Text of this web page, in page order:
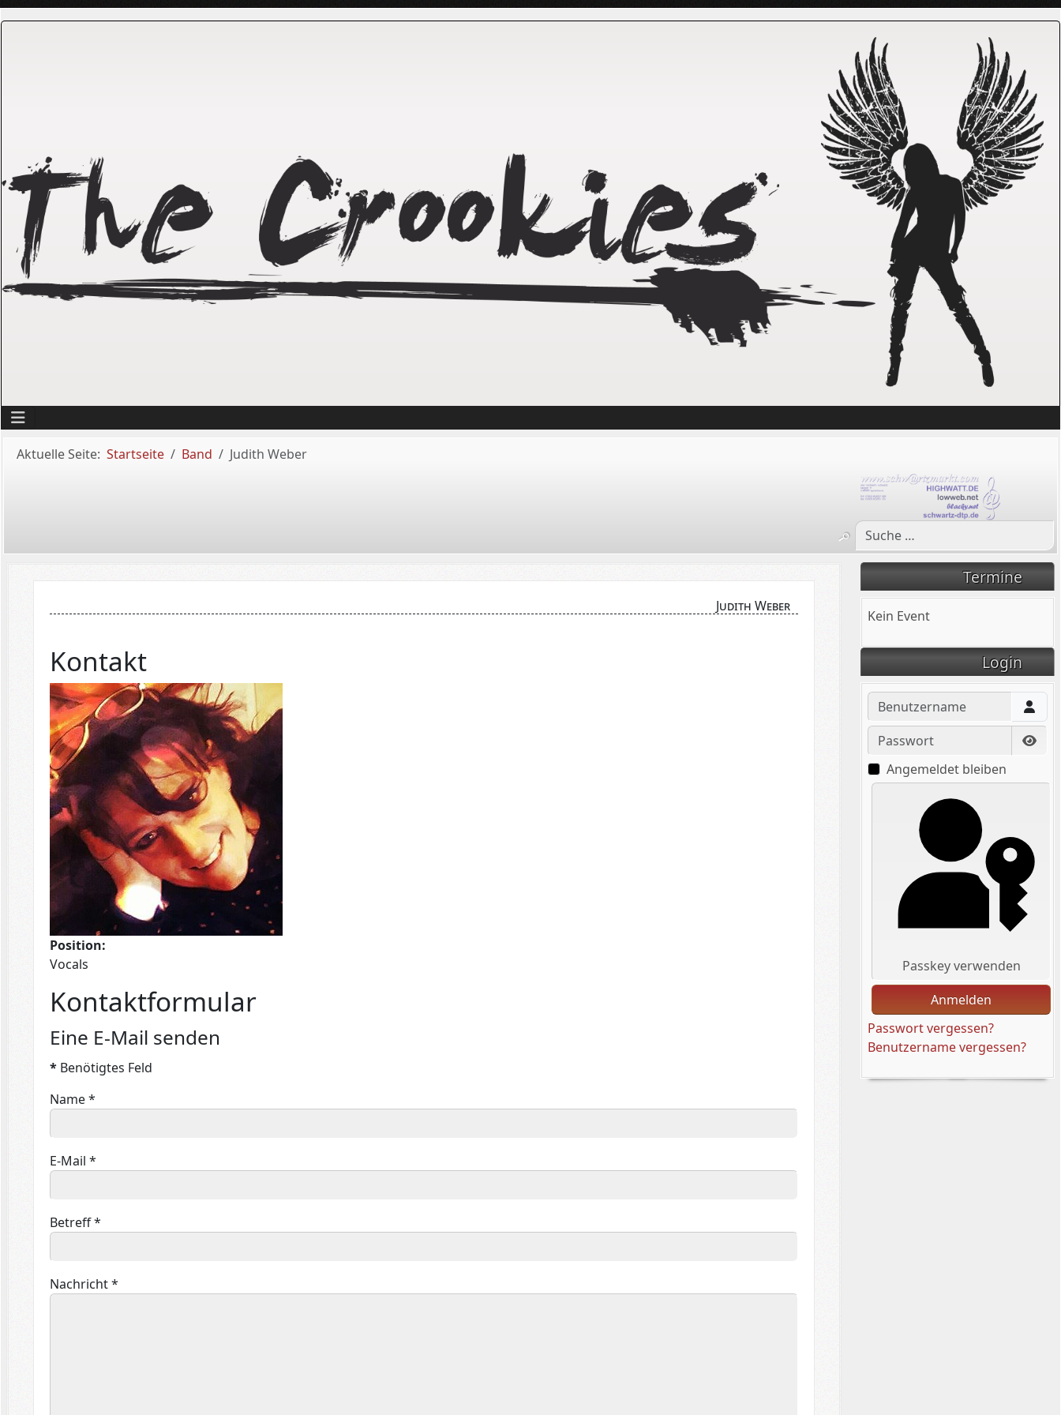
Aktuelle Seite: Startseite Band Judith Weber
Termine
Kein Event
Login
Benutzername
Passwort
Angemeldet bleiben
Passkey verwenden
Anmelden
Passwort vergessen?
Benutzername vergessen?
Judith Weber
Kontakt
Position:
Vocals
Kontaktformular
Eine E-Mail senden
*Benötigtes Feld
Name*
E-Mail *
Betreff*
Nachricht*